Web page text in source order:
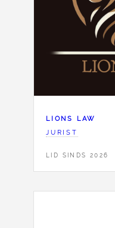
LIONS LAW
JURIST
LID SINDS 2026